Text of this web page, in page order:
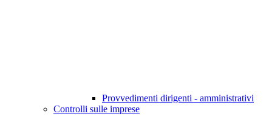
Provvedimenti dirigenti - amministrativi
Controlli sulle imprese